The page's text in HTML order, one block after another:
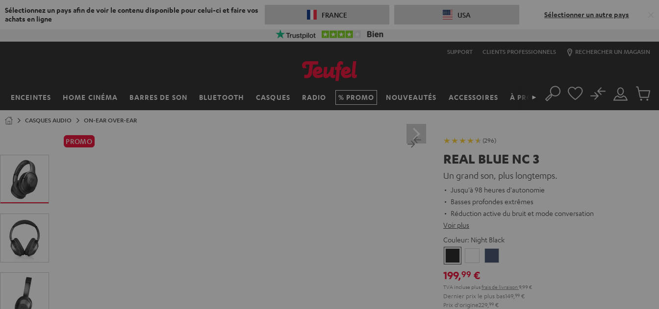
Sélectionnez un pays afin de voir le contenu disponible pour celui-ci et faire vos
achats en ligne
FRANCE USA Sélectionner un autre pays
SUPPORT CLIENTS PROFESSIONNELS RECHERCHER UN MAGASIN
ENCEINTES HOME CINÉMA BARRES DE SON BLUETOOTH CASQUES RADIO PROMO NOUVEAUTÉS ACCESSOIRES À PROPOS
►
Page
Rechercher
Mon
compte
No
CASQUES AUDIO ON-EAR OVER-EAR
PROMO (296)
REAL BLUE NC 3
Un grand son, plus longtemps.
Jusqu'à 98 heures d'autonomie
Basses profondes extrêmes
Réduction active du bruit et mode conversation
Voir plus
Couleur: Night Black
Black
White
199,99 €
TVA incluse plusfrais de livraison 9,99 €
Dernier prix le plus bas149, 99 €
Prix d'origine229, 99 €